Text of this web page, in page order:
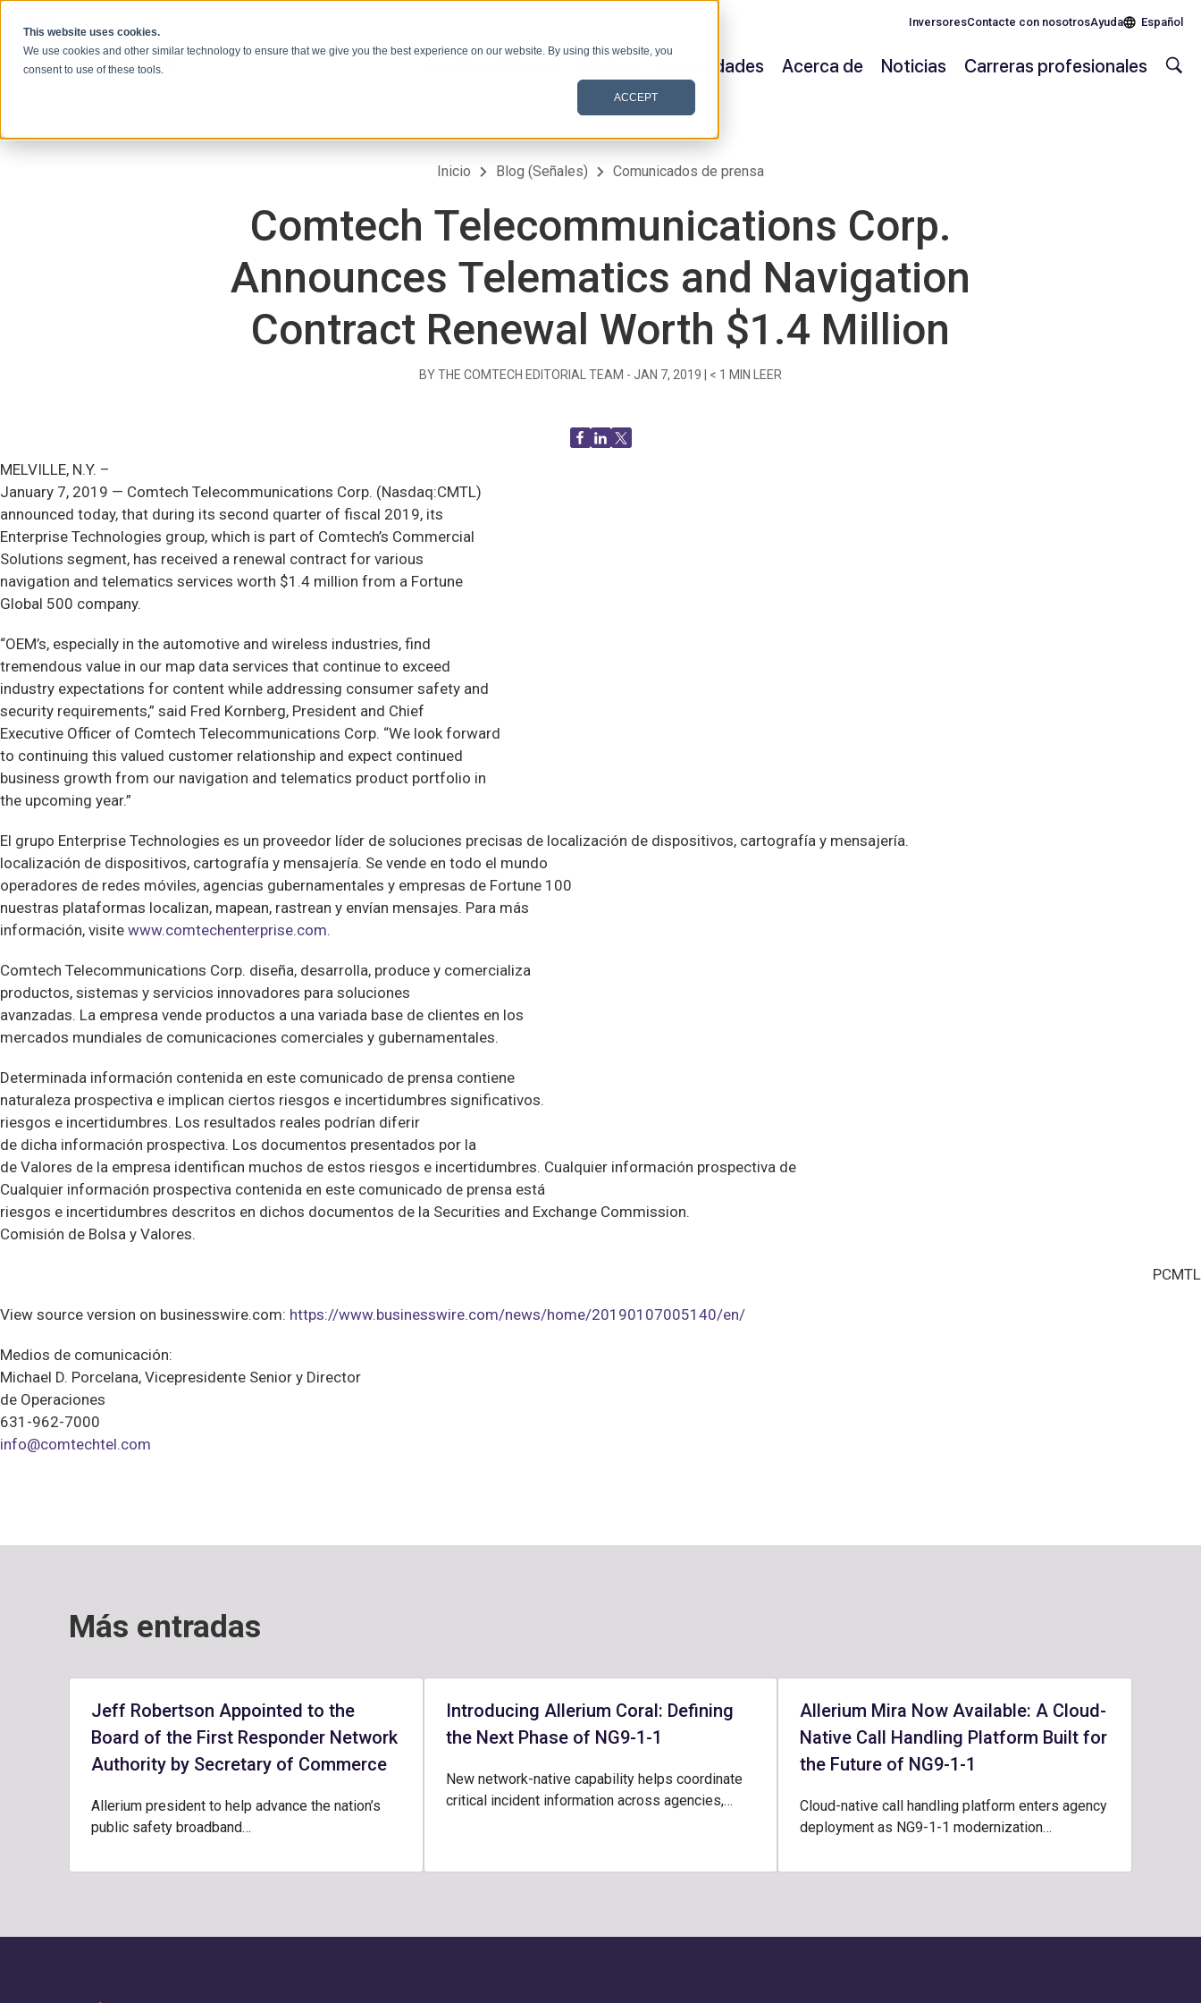
This website uses cookies.
We use cookies and other similar technology to ensure that we give you the best experience on our website. By using this website, you
consent to use of these tools.
ACCEPT
InversoresContacte con nosotrosAyuda Español
Capacidades Acerca de Noticias Carreras profesionales
Inicio Blog (Señales) Comunicados de prensa
Comtech Telecommunications Corp.
Announces Telematics and Navigation
Contract Renewal Worth $1.4 Million
BY THE COMTECH EDITORIAL TEAM - JAN 7, 2019 < 1 MIN LEER
MELVILLE, N.Y. –
January 7, 2019 — Comtech Telecommunications Corp. (Nasdaq:CMTL)
announced today, that during its second quarter of fiscal 2019, its
Enterprise Technologies group, which is part of Comtech’s Commercial
Solutions segment, has received a renewal contract for various
navigation and telematics services worth $1.4 million from a Fortune
Global 500 company.
“OEM’s, especially in the automotive and wireless industries, find
tremendous value in our map data services that continue to exceed
industry expectations for content while addressing consumer safety and
security requirements,” said Fred Kornberg, President and Chief
Executive Officer of Comtech Telecommunications Corp. “We look forward
to continuing this valued customer relationship and expect continued
business growth from our navigation and telematics product portfolio in
the upcoming year.”
El grupo Enterprise Technologies es un proveedor líder de soluciones precisas de localización de dispositivos, cartografía y mensajería.
localización de dispositivos, cartografía y mensajería. Se vende en todo el mundo
operadores de redes móviles, agencias gubernamentales y empresas de Fortune 100
nuestras plataformas localizan, mapean, rastrean y envían mensajes. Para más
información, visite www.comtechenterprise.com.
Comtech Telecommunications Corp. diseña, desarrolla, produce y comercializa
productos, sistemas y servicios innovadores para soluciones
avanzadas. La empresa vende productos a una variada base de clientes en los
mercados mundiales de comunicaciones comerciales y gubernamentales.
Determinada información contenida en este comunicado de prensa contiene
naturaleza prospectiva e implican ciertos riesgos e incertidumbres significativos.
riesgos e incertidumbres. Los resultados reales podrían diferir
de dicha información prospectiva. Los documentos presentados por la
de Valores de la empresa identifican muchos de estos riesgos e incertidumbres. Cualquier información prospectiva de
Cualquier información prospectiva contenida en este comunicado de prensa está
riesgos e incertidumbres descritos en dichos documentos de la Securities and Exchange Commission.
Comisión de Bolsa y Valores.
PCMTL
View source version on businesswire.com: https://www.businesswire.com/news/home/20190107005140/en/
Medios de comunicación:
Michael D. Porcelana, Vicepresidente Senior y Director
de Operaciones
631-962-7000
info@comtechtel.com
Más entradas
Jeff Robertson Appointed to the
Board of the First Responder Network
Authority by Secretary of Commerce
Allerium president to help advance the nation’s
public safety broadband…
Introducing Allerium Coral: Defining
the Next Phase of NG9-1-1
New network-native capability helps coordinate
critical incident information across agencies,…
Allerium Mira Now Available: A Cloud-
Native Call Handling Platform Built for
the Future of NG9-1-1
Cloud-native call handling platform enters agency
deployment as NG9-1-1 modernization…